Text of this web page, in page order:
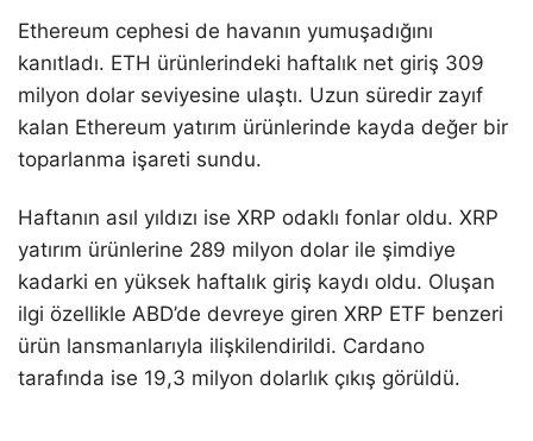
Ethereum cephesi de havanın yumuşadığını
kanıtladı. ETH ürünlerindeki haftalık net giriş 309
milyon dolar seviyesine ulaştı. Uzun süredir zayıf
kalan Ethereum yatırım ürünlerinde kayda değer bir
toparlanma işareti sundu.
Haftanın asıl yıldızı ise XRP odaklı fonlar oldu. XRP
yatırım ürünlerine 289 milyon dolar ile şimdiye
kadarki en yüksek haftalık giriş kaydı oldu. Oluşan
ilgi özellikle ABD’de devreye giren XRP ETF benzeri
ürün lansmanlarıyla ilişkilendirildi. Cardano
tarafında ise 19,3 milyon dolarlık çıkış görüldü.